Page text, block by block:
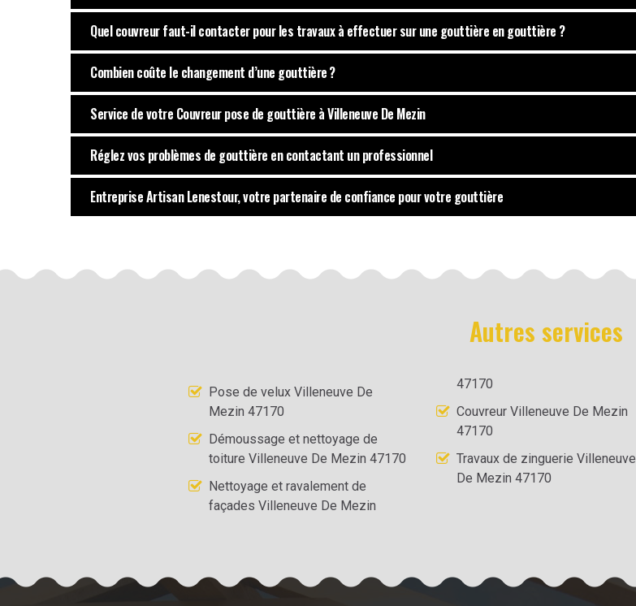
Quel couvreur faut-il contacter pour les travaux à effectuer sur une gouttière en gouttière ?
Combien coûte le changement d’une gouttière ?
Service de votre Couvreur pose de gouttière à Villeneuve De Mezin
Réglez vos problèmes de gouttière en contactant un professionnel
Entreprise Artisan Lenestour, votre partenaire de confiance pour votre gouttière
Autres services
Pose de velux Villeneuve De
Mezin 47170
Démoussage et nettoyage de
toiture Villeneuve De Mezin 47170
Nettoyage et ravalement de
façades Villeneuve De Mezin
47170
Couvreur Villeneuve De Mezin
47170
Travaux de zinguerie Villeneuve
De Mezin 47170